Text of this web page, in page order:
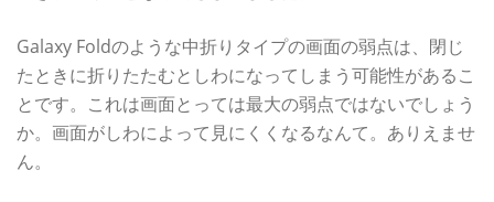
Galaxy Foldのような中折りタイプの画面の弱点は、閉じ
たときに折りたたむとしわになってしまう可能性があるこ
とです。これは画面とっては最大の弱点ではないでしょう
か。画面がしわによって見にくくなるなんて。ありえませ
ん。